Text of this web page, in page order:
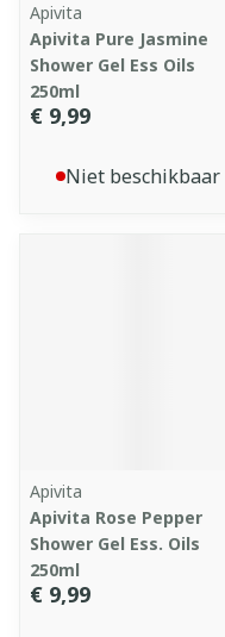
Apivita
Apivita Pure Jasmine
Shower Gel Ess Oils
250ml
€ 9,99
Niet beschikbaar
Apivita
Apivita Rose Pepper
Shower Gel Ess. Oils
250ml
€ 9,99